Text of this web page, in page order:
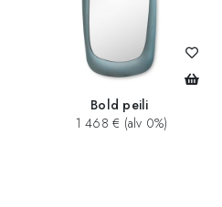
Bold peili
1 468 € (alv 0%)